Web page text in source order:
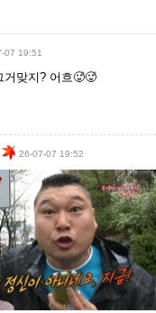
07 19:51
거맞지? 어흐🥵🥵
26-07-07 19:52